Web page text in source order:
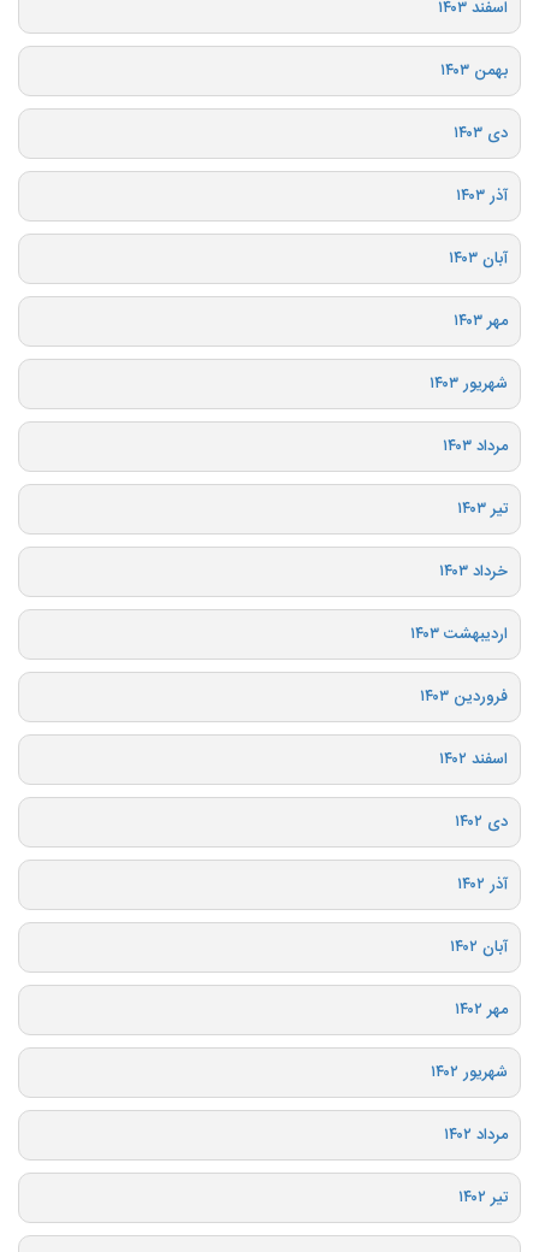
اسفند ۱۴۰۳
بهمن ۱۴۰۳
دی ۱۴۰۳
آذر ۱۴۰۳
آبان ۱۴۰۳
مهر ۱۴۰۳
شهریور ۱۴۰۳
مرداد ۱۴۰۳
تیر ۱۴۰۳
خرداد ۱۴۰۳
اردیبهشت ۱۴۰۳
فروردین ۱۴۰۳
اسفند ۱۴۰۲
دی ۱۴۰۲
آذر ۱۴۰۲
آبان ۱۴۰۲
مهر ۱۴۰۲
شهریور ۱۴۰۲
مرداد ۱۴۰۲
تیر ۱۴۰۲